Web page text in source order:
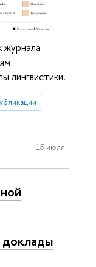
журнала
лингвистики.
15 июля
доклады